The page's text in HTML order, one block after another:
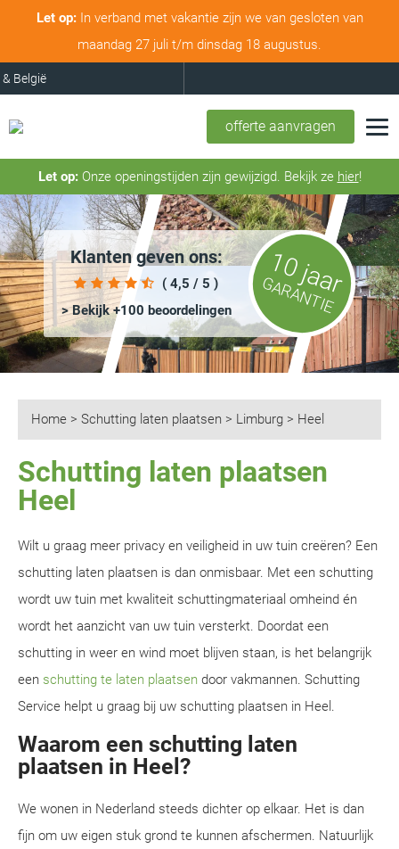
Let op:In verband met vakantie zijn we van gesloten van
maandag 27 juli t/m dinsdag 18 augustus.
offerte aanvragen
Let op:Onze openingstijden zijn gewijzigd. Bekijk ze hier!
Klanten geven ons:
( 4,5 / 5 )
> Bekijk +100 beoordelingen
10 jaar
GARANTIE
Home > Schutting laten plaatsen > Limburg > Heel
Schutting laten plaatsen
Heel
Wilt u graag meer privacy en veiligheid in uw tuin creëren? Een
schutting laten plaatsen is dan onmisbaar. Met een schutting
wordt uw tuin met kwaliteit schuttingmateriaal omheind én
wordt het aanzicht van uw tuin versterkt. Doordat een
schutting in weer en wind moet blijven staan, is het belangrijk
een schutting te laten plaatsen door vakmannen. Schutting
Service helpt u graag bij uw schutting plaatsen in Heel.
Waarom een schutting laten
plaatsen in Heel?
We wonen in Nederland steeds dichter op elkaar. Het is dan
fijn om uw eigen stuk grond te kunnen afschermen. Natuurlijk